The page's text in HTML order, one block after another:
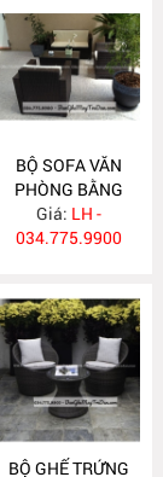
BỘ SOFA VĂN
PHÒNG BẰNG
NHỰA GIẢ MÂY
GN427
Giá: LH -
034.775.9900
BỘ GHẾ TRỨNG